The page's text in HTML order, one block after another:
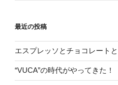
最近の投稿
エスプレッソとチョコレート
“VUCA”の時代がやってきた！